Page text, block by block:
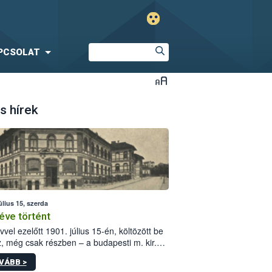
hírek
15, szerda
történt
ezelőtt 1901. július 15-én, költözött be
még csak részben – a budapesti m. kir.
állomás a Kis Rókus utca
alatti, Czigler Győző által tervezett új
>